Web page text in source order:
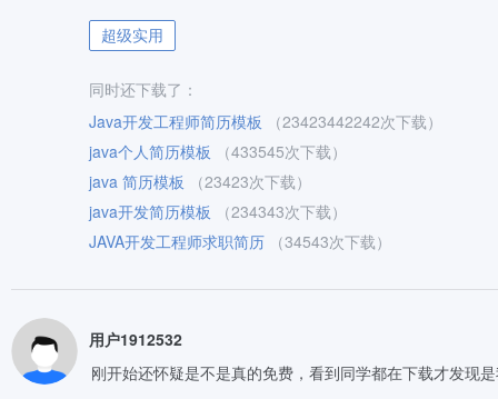
超级实用
同时还下载了：
Java开发工程师简历模板
（23423442242次下载）
java个人简历模板
（433545次下载）
java 简历模板
（23423次下载）
java开发简历模板
（234343次下载）
JAVA开发工程师求职简历
（34543次下载）
用户1912532
刚开始还怀疑是不是真的免费，看到同学都在下载才发现